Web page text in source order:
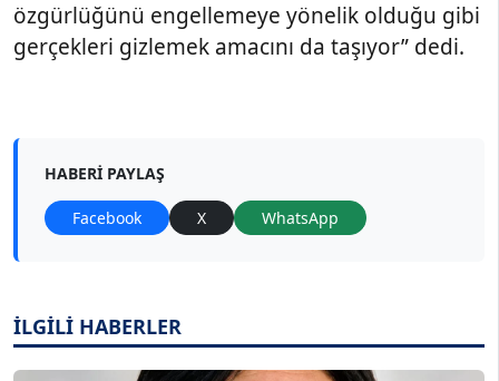
özgürlüğünü engellemeye yönelik olduğu gibi
gerçekleri gizlemek amacını da taşıyor” dedi.
HABERI PAYLAŞ
Facebook X WhatsApp
İLGİLİ HABERLER